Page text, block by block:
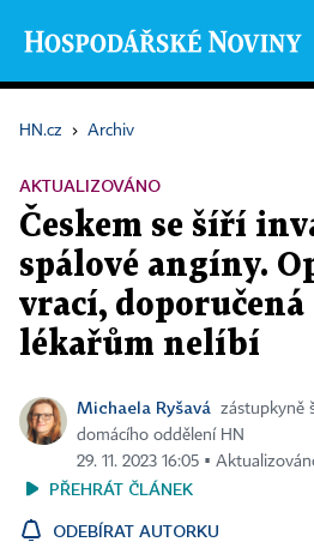
HN.cz › Archiv
AKTUALIZOVÁNO
Českem se šíří
spálové angíny.
vrací, doporučená
lékařům nelíbí
Michaela Ryšavá
zástupkyně
domácího oddělení HN
29. 11. 2023 16:05 ▪
PŘEHRÁT ČLÁNEK
ODEBÍRAT AUTORKU